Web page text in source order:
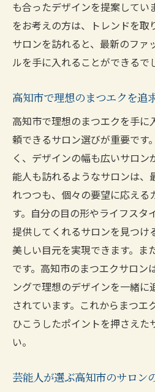
高知市の隠れたまつ
手に入れる
美しい目元を叶える高
高知市で見つける隠れ
魅力
高知市の隠れた名店
現
高知市で美しい目元
れた名店
高知市の知る人ぞ知
を追求
まつエク経験者が教える
と効果
まつエク経験者が語
長
高知市のまつエクサ
まつエク経験者がおす
も合ったデザインを提案してい
をお考えの方は、トレンドを取
サロンを訪れると、最新のファ
ルを手に入れることができるで
高知市で理想のまつエクを追
高知市で理想のまつエクを手に
頼できるサロン選びが重要です
く、デザインの幅も広いサロン
能人も訪れるようなサロンは、
れつつも、個々の要望に応える
す。自分の目の形やライフスタ
提供してくれるサロンを見つけ
美しい目元を実現できます。ま
です。高知市のまつエクサロン
ングで理想のデザインを一緒
されています。これからまつエ
ひこうしたポイントを押さえた
い。
芸能人が選ぶ高知市のサロン